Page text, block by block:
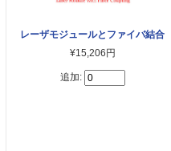
レーザモジュールとファイバ結合
¥15,206円
追加: